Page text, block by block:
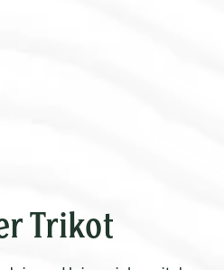
Trikot